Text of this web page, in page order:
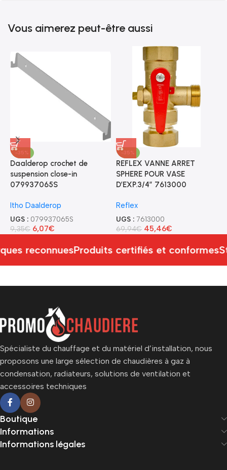
Vous aimerez peut-être aussi
-35%
Daalderop crochet de
suspension close-in
079937065S
Itho Daalderop
UGS : 079937065S
9,35€ 6,07€
-35%
REFLEX VANNE ARRET
SPHERE POUR VASE
D’EXP.3/4″ 7613000
Reflex
UGS : 7613000
69,94€ 45,46€
reconnuesProduits certifiés et conformes
Spécialiste du chauffage et du matériel d’installation, nous
proposons une large sélection de chaudières à gaz à
condensation, radiateurs, solutions de ventilation et
accessoires techniques
Boutique
Informations
Informations légales